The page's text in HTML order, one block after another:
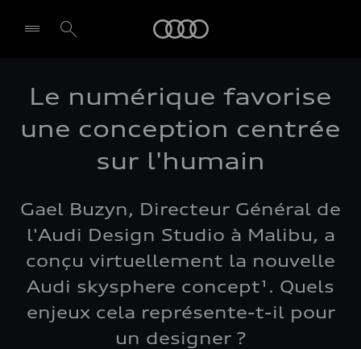
Le numérique favorise
une conception centrée
sur l'humain
Gael Buzyn, Directeur Général de
l'Audi Design Studio à Malibu, a
conçu virtuellement la nouvelle
Audi skysphere concept¹. Quels
enjeux cela représente-t-il pour
un designer ?